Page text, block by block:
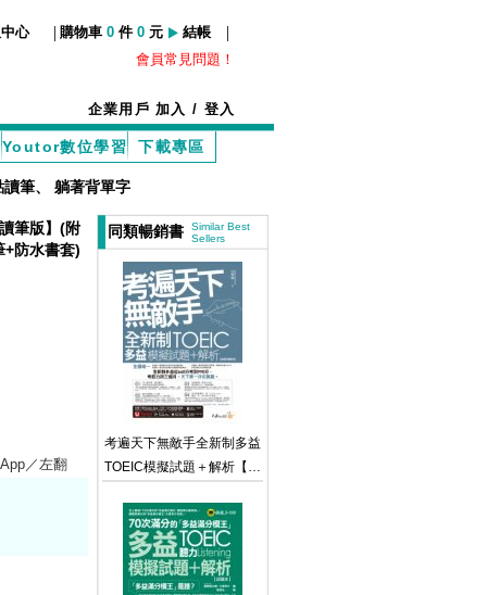
心 | 購物車 0 件 0 元 結帳 |
會員常見問題！
企業用戶加入 / 登入
Youtor數位學習 下載專區
讀筆、 躺著背單字
筆版】(附
+防水書套)
／左翻
同類暢銷書
Similar Best
Sellers
考遍天下無敵手全新制多益
TOEIC模擬試題＋解析【虛
閱讀測驗加強本＋線上下載
Part 5單字題100題＋超高
命中率單字隨身表＋完整測
驗版及單題複習版音檔＋防